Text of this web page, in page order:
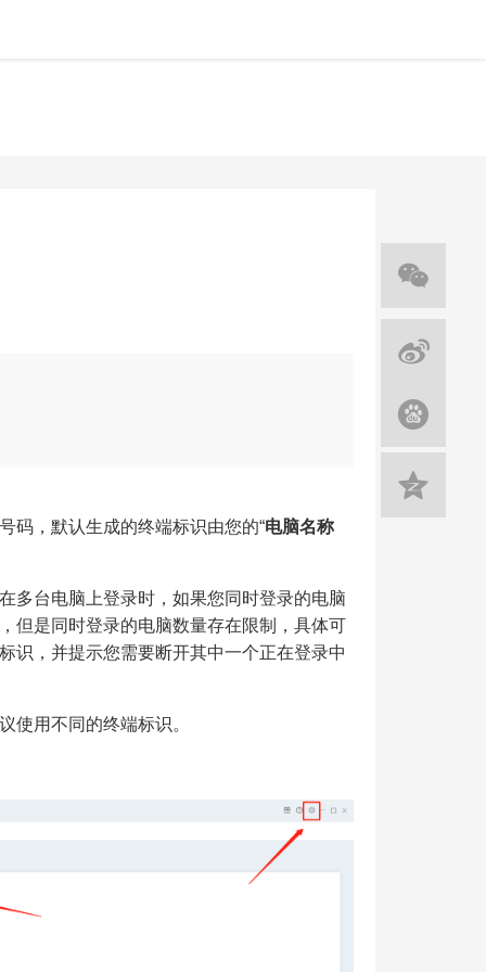
码，默认生成的终端标识由您的“电脑名称
多台电脑上登录时，如果您同时登录的电脑
但是同时登录的电脑数量存在限制，具体可
识，并提示您需要断开其中一个正在登录中
使用不同的终端标识。